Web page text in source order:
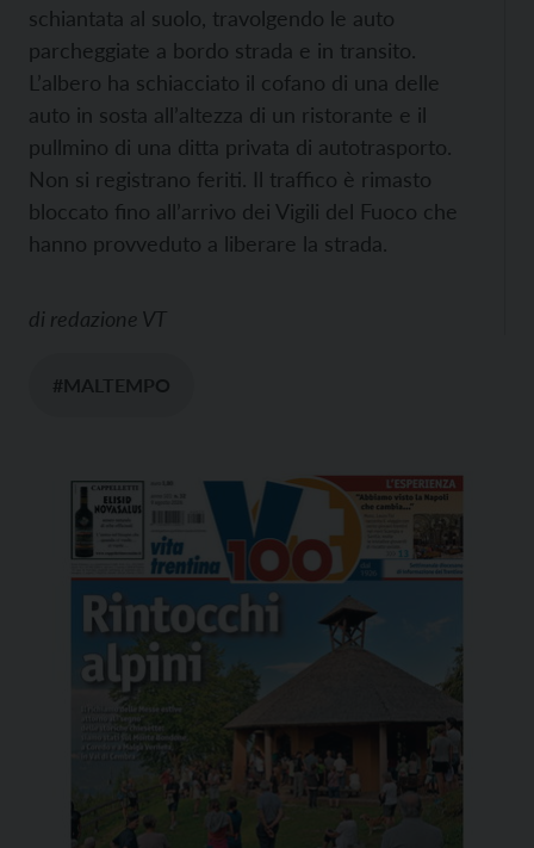
schiantata al suolo, travolgendo le auto
parcheggiate a bordo strada e in transito.
L’albero ha schiacciato il cofano di una delle
auto in sosta all’altezza di un ristorante e il
pullmino di una ditta privata di autotrasporto.
Non si registrano feriti. Il traffico è rimasto
bloccato fino all’arrivo dei Vigili del Fuoco che
hanno provveduto a liberare la strada.
di redazione VT
#MALTEMPO